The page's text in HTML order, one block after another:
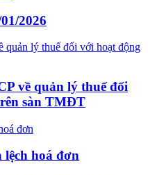
2026
về quản lý thuế đối
sàn TMĐT
hoá đơn